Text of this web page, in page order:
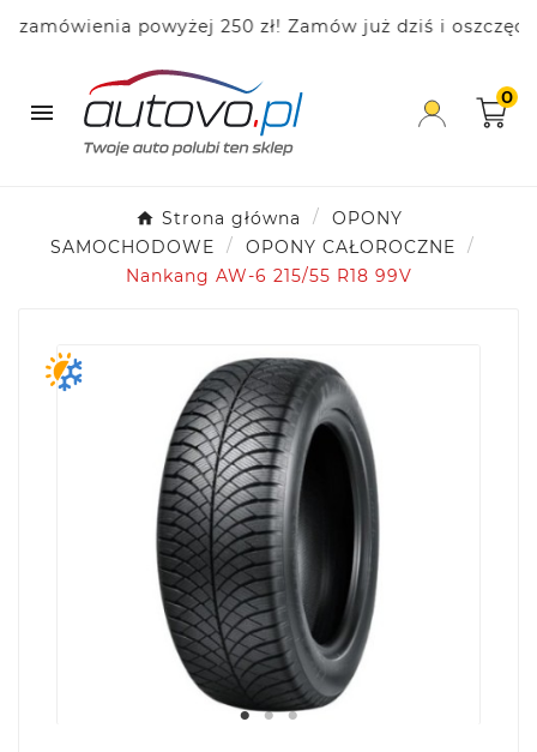
powyżej 250 zł! Zamów już dziś i oszczędzaj!

0
Strona główna
OPONY
SAMOCHODOWE
OPONY CAŁOROCZNE
Nankang AW-6 215/55 R18 99V